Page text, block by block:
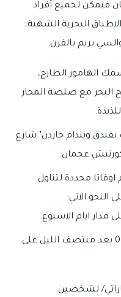
فيمكن لجميع أفراد
البحرية الشهية،
بريم بالفرن.
الهامور الطازج،
البحر مع صلصة المحار
ويندام جاردن’ شارع
عجمان.
محددة لتناول
النحو الاتي:
العشاء:07:00 مساءاً_ 02:00 بعد منتصف الليل على